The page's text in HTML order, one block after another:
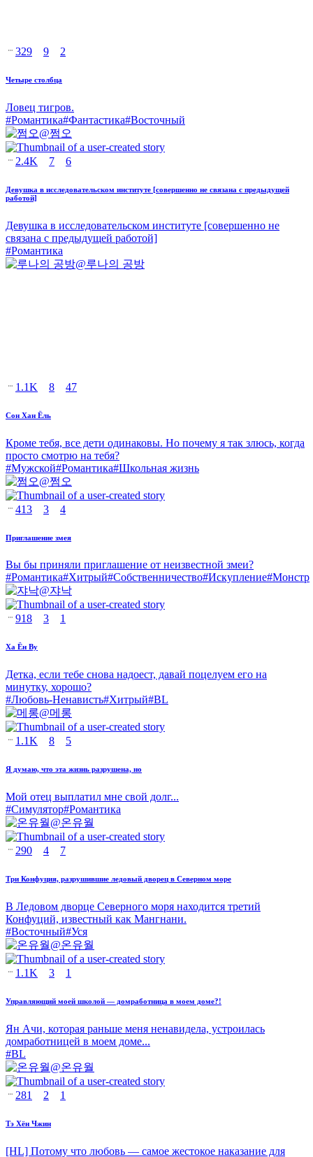
329 9 2
Четыре столбца
Ловец тигров.
#Романтика#Фантастика#Восточный
@쩜오
2.4K 7 6
Девушка в исследовательском институте [совершенно не связана с предыдущей
работой]
Девушка в исследовательском институте [совершенно не
связана с предыдущей работой]
#Романтика
@루나의 공방
1.1K 8 47
Сон Хан Ёль
Кроме тебя, все дети одинаковы. Но почему я так злюсь, когда
просто смотрю на тебя?
#Мужской#Романтика#Школьная жизнь
@쩜오
413 3 4
Приглашение змея
Вы бы приняли приглашение от неизвестной змеи?
#Романтика#Хитрый#Собственничество#Искупление#Монстр
@쟈낙
918 3 1
Ха Ён Ву
Детка, если тебе снова надоест, давай поцелуем его на
минутку, хорошо?
#Любовь-Ненависть#Хитрый#BL
@메롱
1.1K 8 5
Я думаю, что эта жизнь разрушена, но
Мой отец выплатил мне свой долг...
#Симулятор#Романтика
@온유월
290 4 7
Три Конфуция, разрушившие ледовый дворец в Северном море
В Ледовом дворце Северного моря находится третий
Конфуций, известный как Мангнани.
#Восточный#Уся
@온유월
1.1K 3 1
Управляющий моей школой — домработница в моем доме?!
Ян Ачи, которая раньше меня ненавидела, устроилась
домработницей в моем доме...
#BL
@온유월
281 2 1
Тэ Хён Чжин
[HL] Потому что любовь — самое жестокое наказание для